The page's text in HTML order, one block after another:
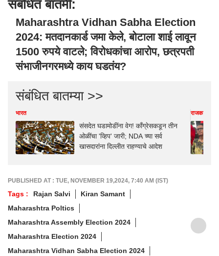
संबंधित बातमी:
Maharashtra Vidhan Sabha Election
2024: मतदानकार्ड जमा केले, बोटाला शाई लावून
1500 रुपये वाटले; विरोधकांचा आरोप, छत्रपती
संभाजीनगरमध्ये काय घडतंय?
संबंधित बातम्या >>
भारत
संसदेत घडामोडींना वेग! काँग्रेसकडून तीन
ओळींचा 'व्हिप' जारी; NDA च्या सर्व
खासदारांना दिल्लीत राहण्याचे आदेश
राजकारण
PUBLISHED AT : TUE, NOVEMBER 19,2024, 7:40 AM (IST)
Tags : Rajan Salvi
Kiran Samant
Maharashtra Poltics
Maharashtra Assembly Election 2024
Maharashtra Election 2024
Maharashtra Vidhan Sabha Election 2024